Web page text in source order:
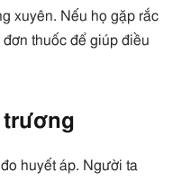
xuyên. Nếu họ gặp rắc
thuốc để giúp điều
trương
huyết áp. Người ta